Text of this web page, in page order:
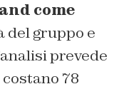
come
del gruppo e
prevede
78